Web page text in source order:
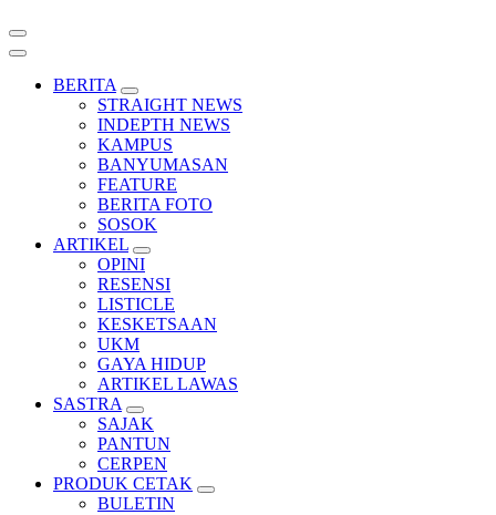
BERITA
STRAIGHT NEWS
INDEPTH NEWS
KAMPUS
BANYUMASAN
FEATURE
BERITA FOTO
SOSOK
ARTIKEL
OPINI
RESENSI
LISTICLE
KESKETSAAN
UKM
GAYA HIDUP
ARTIKEL LAWAS
SASTRA
SAJAK
PANTUN
CERPEN
PRODUK CETAK
BULETIN